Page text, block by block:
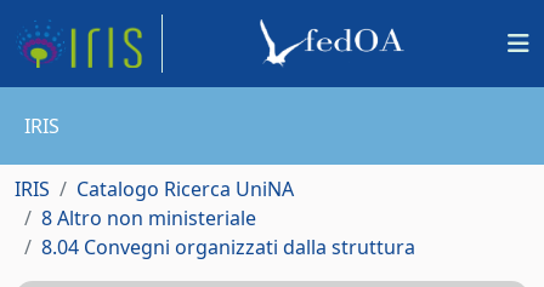
IRIS
IRIS
Catalogo Ricerca UniNA
8 Altro non ministeriale
8.04 Convegni organizzati dalla struttura